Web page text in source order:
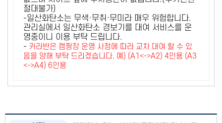
절대불가)
-일산화탄소는 무색·무취·무미라 매우 위험합니다.
관리실에서 일산화탄소 경보기를 대여 서비스를 운
영중이니 이용 부탁 드립니다.
- 카라반은 캠핑장 운영 사정에 따라 교차 대여 할 수 있
음을 양해 부탁 드리겠습니다. 예) (A1<->A2) 4인용 (A3
<->A4) 6인용